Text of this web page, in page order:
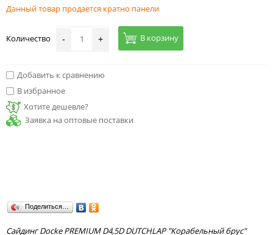
Данный товар продается кратно панели
Количество - + В корзину
Добавить к сравнению
В избранное
Хотите дешевле?
Заявка на оптовые поставки
Поделиться…
Сайдинг Docke PREMIUM D4,5D DUTCHLAP "Корабельный брус"